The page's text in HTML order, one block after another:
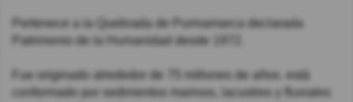
Pertenece a la Quebrada de Purmamarca declarada
Patrimonio de la Humanidad desde 1972.
Fue originado alrededor de 75 millones de años. está
conformado por sedimentos marinos, lacustres y fluviales